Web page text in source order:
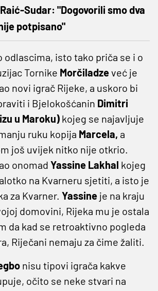
Sudar: "Dogovorili smo dva
potpisano"
odlascima, isto tako priča se i o
Tornike Morčiladzeveć je
novi igrač Rijeke, a uskoro bi
i Bjelokošćanin Dimitri
u Maroku) kojeg se najavljuje
ruku kopija Marcela, a
još uvijek nitko nije otkrio.
onomad Yassine Lakhal kojeg
na Kvarneru sjetiti, a isto je
za Kvarner. Yassine je na kraju
domovini, Rijeka mu je ostala
da kad se retroaktivno pogleda
Riječani nemaju za čime žaliti.
nisu tipovi igrača kakve
očito se neke stvari na